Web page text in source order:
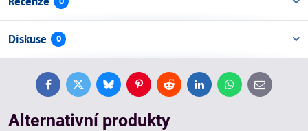
Diskuse 0
FacebookTwitterBlueskyPinterestReddit LinkedInWhatsApp
E-
mail
Alternativní produkty